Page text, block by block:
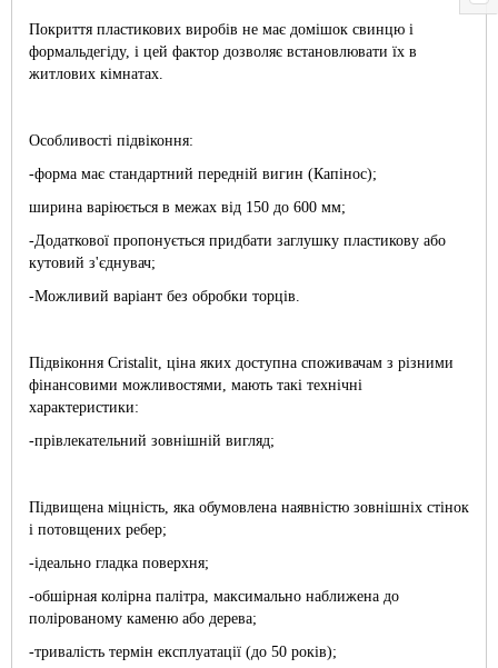
Покриття пластикових виробів не має домішок свинцю і
формальдегіду, і цей фактор дозволяє встановлювати їх в
житлових кімнатах.
Особливості підвіконня:
-форма має стандартний передній вигин (Капінос);
ширина варіюється в межах від 150 до 600 мм;
-Додаткової пропонується придбати заглушку пластикову або
кутовий з'єднувач;
-Можливий варіант без обробки торців.
Підвіконня Cristalit, ціна яких доступна споживачам з різними
фінансовими можливостями, мають такі технічні
характеристики:
-прівлекательний зовнішній вигляд;
Підвищена міцність, яка обумовлена наявністю зовнішніх стінок
і потовщених ребер;
-ідеально гладка поверхня;
-обшірная колірна палітра, максимально наближена до
полірованому каменю або дерева;
-тривалість термін експлуатації (до 50 років);